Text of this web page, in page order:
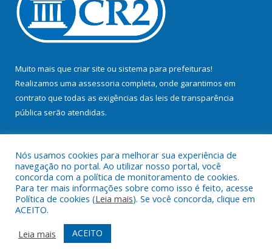
Muito mais que criar site ou sistema para prefeituras!
Realizamos uma assessoria completa, onde garantimos em
contrato que todas as exigências das leis de transparência
pública serão atendidas.
Todos os direitos reservados a Prefeitura Municipal de Bujaru.
Mapa do Site
Acessar Área Administrativa
Acessar Webmail
Nós usamos cookies para melhorar sua experiência de
navegação no portal. Ao utilizar nosso portal, você
concorda com a política de monitoramento de cookies.
Para ter mais informações sobre como isso é feito, acesse
Política de cookies (Leia mais). Se você concorda, clique em
ACEITO.
Leia mais
ACEITO